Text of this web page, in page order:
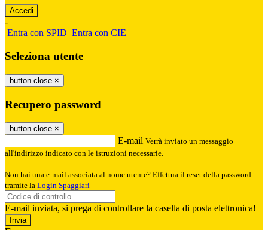
-
Entra con SPID Entra con CIE
Seleziona utente
button close ×
Recupero password
button close ×
E-mail Verrà inviato un messaggio
all'indirizzo indicato con le istruzioni necessarie.
Non hai una e-mail associata al nome utente? Effettua il reset della password
tramite la Login Spaggiari
E-mail inviata, si prega di controllare la casella di posta elettronica!